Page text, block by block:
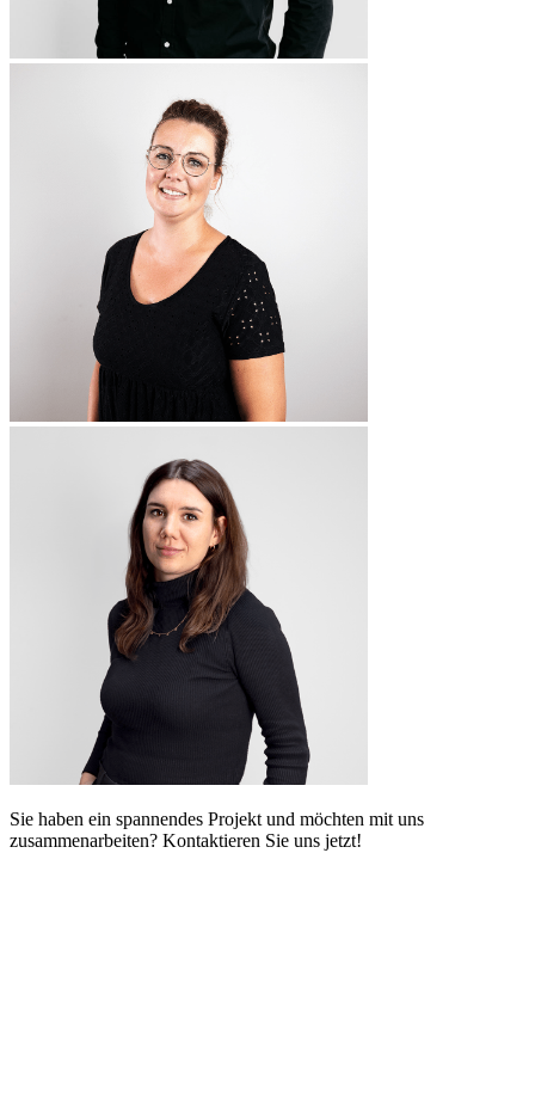
Sie haben ein spannendes Projekt und möchten mit uns
zusammenarbeiten? Kontaktieren Sie uns jetzt!